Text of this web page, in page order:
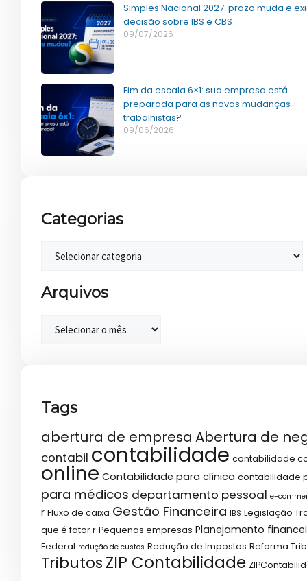
Simples Nacional 2027: prazo muda e
decisão sobre IBS e CBS
09/07/2026
Fim da escala 6×1: sua empresa está
preparada para as novas mudanças
trabalhistas?
09/06/2026
Categorias
Arquivos
Tags
abertura de empresa Abertura de
contabil contabilidade contabilidade
online Contabilidade para clínica contabilidade
para médicos departamento pessoal e-
r Fluxo de caixa Gestão Financeira IBS Legislação
que é fator r Pequenas empresas Planejamento
Federal redução de custos Redução de Impostos Reforma
TributosZIP Contabilidade